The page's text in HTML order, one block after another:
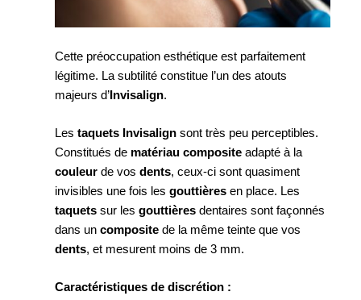
Cette préoccupation esthétique est parfaitement
légitime. La subtilité constitue l’un des atouts
majeurs d’Invisalign.
Les taquets Invisalignsont très peu perceptibles.
Constitués de matériau compositeadapté à la
couleurde vos dents, ceux-ci sont quasiment
invisibles une fois les gouttièresen place. Les
taquetssur les gouttièresdentaires sont façonnés
dans un compositede la même teinte que vos
dents, et mesurent moins de 3 mm.
Caractéristiques de discrétion :